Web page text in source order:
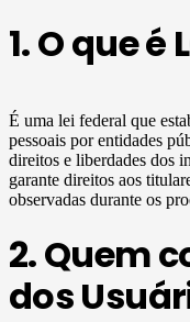
1. O que é
É uma lei federal que
pessoais por entidades
direitos e liberdades dos
garante direitos aos
observadas durante os
2. Quem
dos